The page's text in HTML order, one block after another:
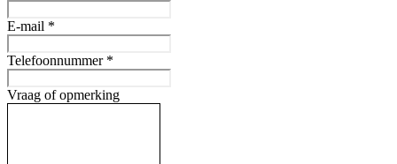
E-mail *
Telefoonnummer *
Vraag of opmerking